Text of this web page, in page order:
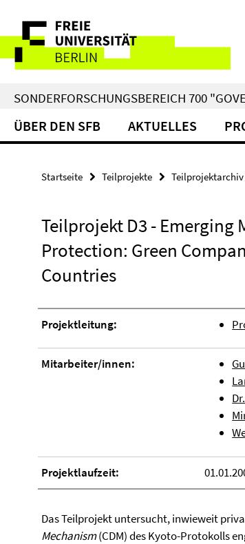
direkt
Inhalt
Service-
Navigation
SONDERFORSCHUNGSBEREICH 700
ÜBER DEN SFB AKTUELLES
Startseite Teilprojekte Teilprojektarchiv
Teilprojekt D3 - Emerging
Protection: Green
Countries
Projektleitung:
Mitarbeiter/innen:
Projektlaufzeit:
Das Teilprojekt untersucht, inwieweit
Mechanism(CDM) des Kyoto-Protokolls